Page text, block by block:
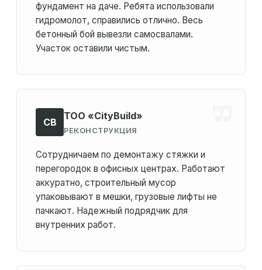
фундамент на даче. Ребята использовали
гидромолот, справились отлично. Весь
бетонный бой вывезли самосвалами.
Участок оставили чистым.
CB
ТОО «CityBuild»
РЕКОНСТРУКЦИЯ
Сотрудничаем по демонтажу стяжки и
перегородок в офисных центрах. Работают
аккуратно, строительный мусор
упаковывают в мешки, грузовые лифты не
пачкают. Надежный подрядчик для
внутренних работ.